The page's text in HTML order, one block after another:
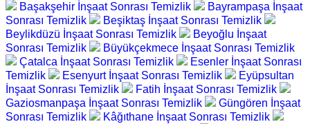
Başakşehir İnşaat Sonrası Temizlik
Bayrampaşa İnşaat
Sonrası Temizlik
Beşiktaş İnşaat Sonrası Temizlik
Beylikdüzü İnşaat Sonrası Temizlik
Beyoğlu İnşaat
Sonrası Temizlik
Büyükçekmece İnşaat Sonrası Temizlik
Çatalca İnşaat Sonrası Temizlik
Esenler İnşaat Sonrası
Temizlik
Esenyurt İnşaat Sonrası Temizlik
Eyüpsultan
İnşaat Sonrası Temizlik
Fatih İnşaat Sonrası Temizlik
Gaziosmanpaşa İnşaat Sonrası Temizlik
Güngören İnşaat
Sonrası Temizlik
Kâğıthane İnşaat Sonrası Temizlik